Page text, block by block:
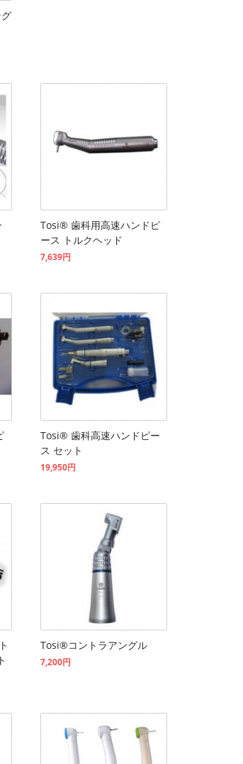
Tosi® 歯科用高速ハンドピ
ース トルクヘッド
7,639円
Tosi® 歯科高速ハンドピー
ス セット
19,950円
Tosi®コントラアングル
7,200円